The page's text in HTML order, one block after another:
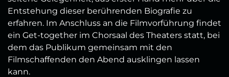
Entstehung dieser berührenden Biografie zu
erfahren. Im Anschluss an die Filmvorführung findet
ein Get-together im Chorsaal des Theaters statt, bei
dem das Publikum gemeinsam mit den
Filmschaffenden den Abend ausklingen lassen
kann.